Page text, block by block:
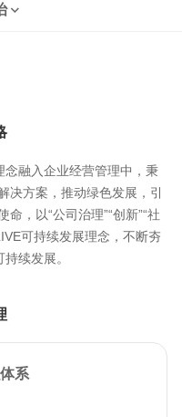
融入企业经营管理中，秉
决方案，推动绿色发展，引
，以“公司治理”“创新”“社
可持续发展理念，不断夯
续发展。
系